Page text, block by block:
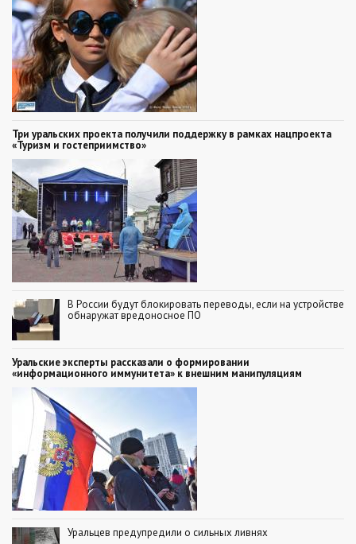
Три уральских проекта получили поддержку в рамках нацпроекта
«Туризм и гостеприимство»
В России будут блокировать переводы, если на устройстве
обнаружат вредоносное ПО
Уральские эксперты рассказали о формировании
«информационного иммунитета» к внешним манипуляциям
Уральцев предупредили о сильных ливнях